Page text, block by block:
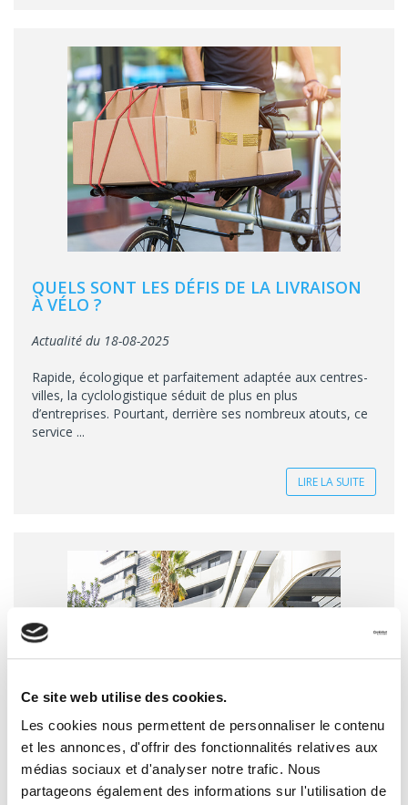
Ce site web utilise des cookies.
Les cookies nous permettent de personnaliser le contenu
et les annonces, d'offrir des fonctionnalités relatives aux
médias sociaux et d'analyser notre trafic. Nous
partageons également des informations sur l'utilisation de
QUELS SONT LES DÉFIS DE LA LIVRAISON
À VÉLO ?
Actualité du 18-08-2025
Rapide, écologique et parfaitement adaptée aux centres-
villes, la cyclologistique séduit de plus en plus
d’entreprises. Pourtant, derrière ses nombreux atouts, ce
service ...
LIRE LA SUITE
LIVRAISON VÉLO : TOUT CE QU’ON PEUT